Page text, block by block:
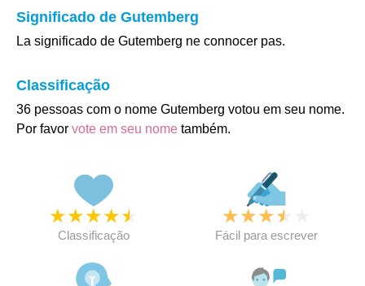
Significado de Gutemberg
La significado de Gutemberg ne connocer pas.
Classificação
36 pessoas com o nome Gutemberg votou em seu nome.
Por favor vote em seu nome também.
★★★★★
Classificação
★★★★
Fácil para escrever